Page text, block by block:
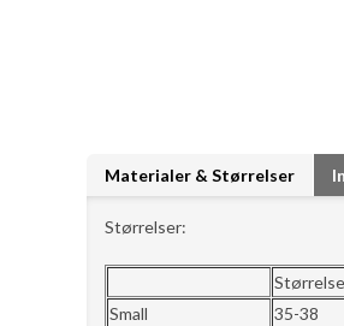
Materialer & Størrelser
Størrelser:
Størrelse
Small
35-38